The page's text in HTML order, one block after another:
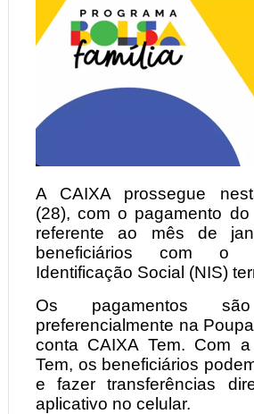
A CAIXA prossegue
(28), com o pagamento
referente ao mês de
beneficiários com o
Identificação Social (NIS)
Os pagamentos
preferencialmente na
conta CAIXA Tem. Com
Tem, os beneficiários
e fazer transferências
aplicativo no celular.